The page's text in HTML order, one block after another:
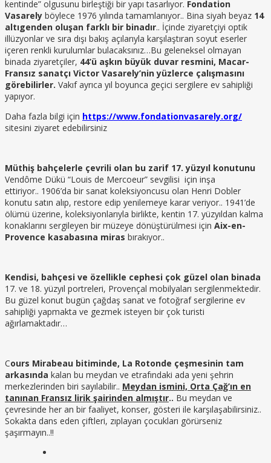
kentinde” olgusunu birleştiği bir yapı tasarlıyor. Fondation
Vasarely böylece 1976 yılında tamamlanıyor.. Bina siyah beyaz 14
altıgenden oluşan farklı bir binadır.. İçinde ziyaretçiyi optik
illüzyonlar ve sıra dışı bakış açılarıyla karşılaştıran soyut eserler
içeren renkli kurulumlar bulacaksınız…Bu geleneksel olmayan
binada ziyaretçiler, 44’ü aşkın büyük duvar resmini, Macar-
Fransız sanatçı Victor Vasarely’nin yüzlerce çalışmasını
görebilirler. Vakıf ayrıca yıl boyunca geçici sergilere ev sahipliği
yapıyor.
Daha fazla bilgi için https://www.fondationvasarely.org/
sitesini ziyaret edebilirsiniz
Müthiş bahçelerle çevrili olan bu zarif 17. yüzyıl konutunu
Vendôme Dükü “Louis de Mercoeur” sevgilisi için inşa
ettiriyor.. 1906’da bir sanat koleksiyoncusu olan Henri Dobler
konutu satın alıp, restore edip yenilemeye karar veriyor.. 1941’de
ölümü üzerine, koleksiyonlarıyla birlikte, kentin 17. yüzyıldan kalma
konaklarını sergileyen bir müzeye dönüştürülmesi için Aix-en-
Provence kasabasına miras bırakıyor..
Kendisi, bahçesi ve özellikle cephesi çok güzel olan binada
17. ve 18. yüzyıl portreleri, Provençal mobilyaları sergilenmektedir.
Bu güzel konut bugün çağdaş sanat ve fotoğraf sergilerine ev
sahipliği yapmakta ve gezmek isteyen bir çok turisti
ağırlamaktadır…
Cours Mirabeau bitiminde, La Rotonde çeşmesinin tam
arkasında kalan bu meydan ve etrafındaki ada yeni şehrin
merkezlerinden biri sayılabilir.. Meydan ismini, Orta Çağ’ın en
tanınan Fransız lirik şairinden almıştır.. Bu meydan ve
çevresinde her an bir faaliyet, konser, gösteri ile karşılaşabilirsiniz..
Sokakta dans eden çiftleri, zıplayan çocukları görürseniz
şaşırmayın..!!